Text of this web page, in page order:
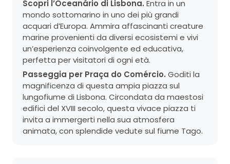
Scopri l’Oceanário di Lisbona. Entra in un
mondo sottomarino in uno dei più grandi
acquari d’Europa. Ammira affascinanti creature
marine provenienti da diversi ecosistemi e vivi
un’esperienza coinvolgente ed educativa,
perfetta per visitatori di ogni età.
Passeggia per Praça do Comércio. Goditi la
magnificenza di questa ampia piazza sul
lungofiume di Lisbona. Circondata da maestosi
edifici del XVIII secolo, questa vivace piazza ti
invita a immergerti nella sua atmosfera
animata, con splendide vedute sul fiume Tago.